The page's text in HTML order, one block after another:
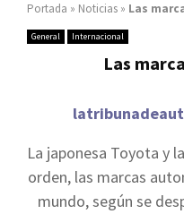
Portada » Noticias » Las
General Internacional
Las
La japonesa Toyota y
orden, las marcas
mundo, según se